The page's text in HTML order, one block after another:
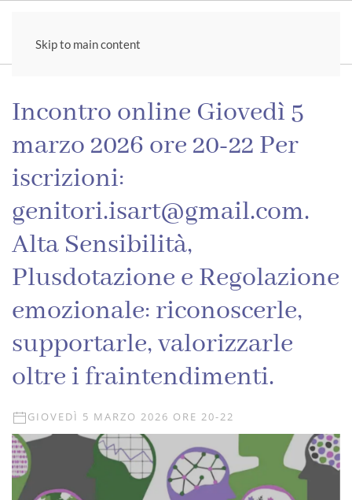
Skip to main content
Incontro online Giovedì 5
marzo 2026 ore 20-22 Per
iscrizioni:
genitori.isart@gmail.com.
Alta Sensibilità,
Plusdotazione e Regolazione
emozionale: riconoscerle,
supportarle, valorizzarle
oltre i fraintendimenti.
GIOVEDÌ 5 MARZO 2026 ORE 20-22